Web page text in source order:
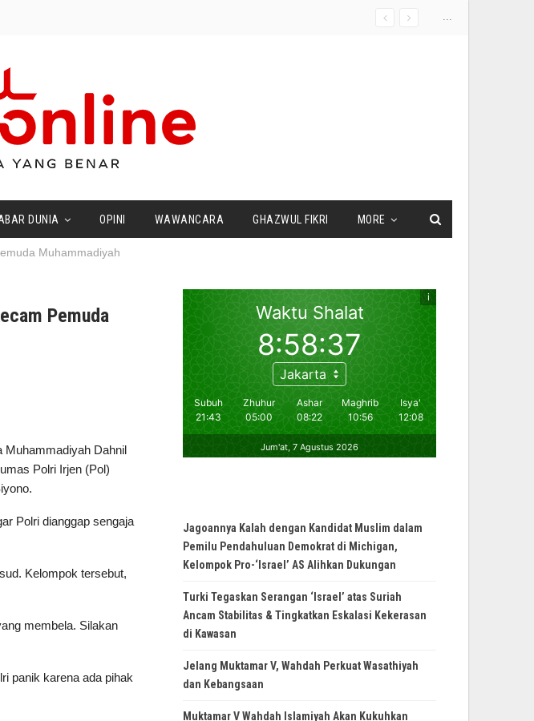
...
DUNIA OPINI WAWANCARA GHAZWUL FIKRI MORE
Muhammadiyah
Pemuda
Muhammadiyah Dahnil
Polri Irjen (Pol)
Polri dianggap sengaja
Kelompok tersebut,
membela. Silakan
panik karena ada pihak
Jagoannya Kalah dengan Kandidat Muslim dalam
Pemilu Pendahuluan Demokrat di Michigan,
Kelompok Pro-‘Israel’ AS Alihkan Dukungan
Turki Tegaskan Serangan ‘Israel’ atas Suriah
Ancam Stabilitas & Tingkatkan Eskalasi Kekerasan
di Kawasan
Jelang Muktamar V, Wahdah Perkuat Wasathiyah
dan Kebangsaan
Muktamar V Wahdah Islamiyah Akan Kukuhkan